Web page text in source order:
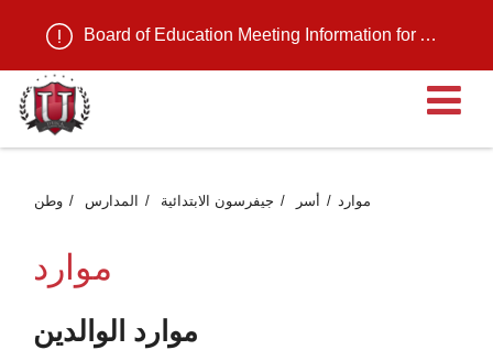
Board of Education Meeting Information for August 11, 2026
وطن المدارس جيفرسون الابتدائية أسر موارد
موارد
موارد الوالدين